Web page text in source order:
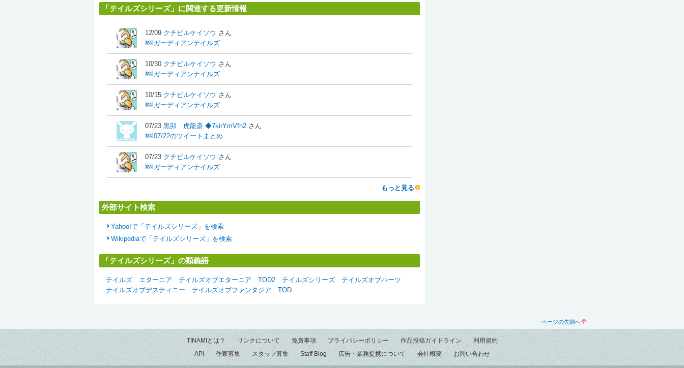
「テイルズシリーズ」に関連する更新情報
12/09 クチビルケイソウ さん
ガーディアンテイルズ
10/30 クチビルケイソウ さん
ガーディアンテイルズ
10/15 クチビルケイソウ さん
ガーディアンテイルズ
07/23 黒卯 虎龍斎 ◆7kirYmVfh2 さん
07/22のツイートまとめ
07/23 クチビルケイソウ さん
ガーディアンテイルズ
もっと見る
外部サイト検索
Yahoo!で「テイルズシリーズ」を検索
Wikipediaで「テイルズシリーズ」を検索
「テイルズシリーズ」の類義語
テイルズ エターニア テイルズオブエターニア TOD2 テイルズシリーズ
テイルズオブハーツ
テイルズオブデスティニー
テイルズオブファンタジア TOD
ページの先頭へ
TINAMIとは？ リンクについて 免責事項 プライバシーポリシー 作品投稿ガイドライン
利用規約
API
作家募集 スタッフ募集 Staff Blog 広告・業務提携について 会社概要 お問い合わせ